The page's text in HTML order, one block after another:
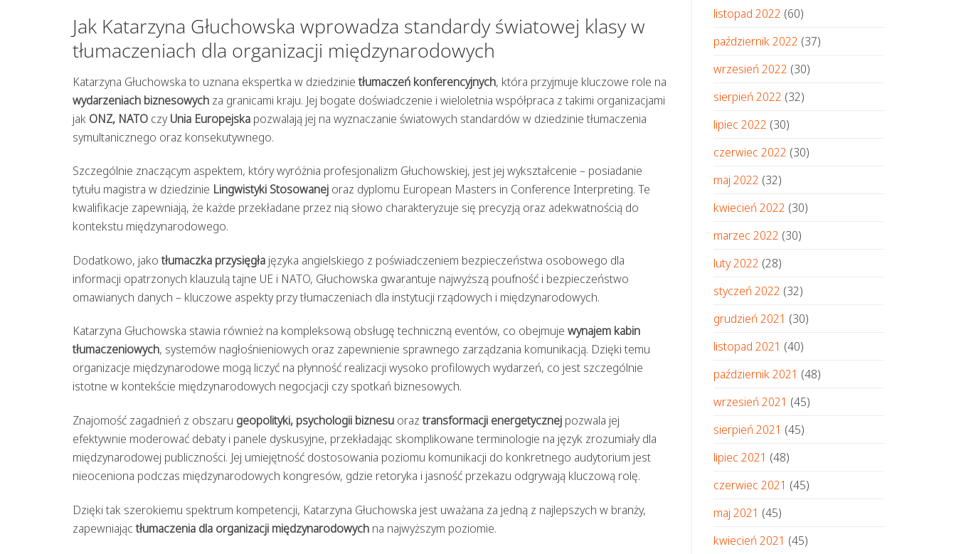
Jak Katarzyna Głuchowska wprowadza standardy światowej klasy w
tłumaczeniach dla organizacji międzynarodowych
Katarzyna Głuchowska to uznana ekspertka w dziedzinietłumaczeń konferencyjnych, która przyjmuje kluczowe role na
wydarzeniach biznesowych za granicami kraju. Jej bogate doświadczenie i wieloletnia współpraca z takimi organizacjami
jak ONZ, NATO czyUnia Europejska pozwalają jej na wyznaczanie światowych standardów w dziedzinie tłumaczenia
symultanicznego oraz konsekutywnego.
Szczególnie znaczącym aspektem, który wyróżnia profesjonalizm Głuchowskiej, jest jej wykształcenie – posiadanie
tytułu magistra w dziedzinie Lingwistyki Stosowanej oraz dyplomu European Masters in Conference Interpreting. Te
kwalifikacje zapewniają, że każde przekładane przez nią słowo charakteryzuje się precyzją oraz adekwatnością do
kontekstu międzynarodowego.
Dodatkowo, jakotłumaczka przysięgła języka angielskiego z poświadczeniem bezpieczeństwa osobowego dla
informacji opatrzonych klauzulą tajne UE i NATO, Głuchowska gwarantuje najwyższą poufność i bezpieczeństwo
omawianych danych – kluczowe aspekty przy tłumaczeniach dla instytucji rządowych i międzynarodowych.
Katarzyna Głuchowska stawia również na kompleksową obsługę techniczną eventów, co obejmuje wynajem kabin
tłumaczeniowych, systemów nagłośnieniowych oraz zapewnienie sprawnego zarządzania komunikacją. Dzięki temu
organizacje międzynarodowe mogą liczyć na płynność realizacji wysoko profilowych wydarzeń, co jest szczególnie
istotne w kontekście międzynarodowych negocjacji czy spotkań biznesowych.
Znajomość zagadnień z obszaru geopolityki, psychologii biznesu oraztransformacji energetycznej pozwala jej
efektywnie moderować debaty i panele dyskusyjne, przekładając skomplikowane terminologie na język zrozumiały dla
międzynarodowej publiczności. Jej umiejętność dostosowania poziomu komunikacji do konkretnego audytorium jest
nieoceniona podczas międzynarodowych kongresów, gdzie retoryka i jasność przekazu odgrywają kluczową rolę.
Dzięki tak szerokiemu spektrum kompetencji, Katarzyna Głuchowska jest uważana za jedną z najlepszych w branży,
zapewniająctłumaczenia dla organizacji międzynarodowych na najwyższym poziomie.
listopad 2022 (60)
październik 2022 (37)
wrzesień 2022 (30)
sierpień 2022 (32)
lipiec 2022 (30)
czerwiec 2022 (30)
maj 2022 (32)
kwiecień 2022 (30)
marzec 2022 (30)
luty 2022 (28)
styczeń 2022 (32)
grudzień 2021 (30)
listopad 2021 (40)
październik 2021 (48)
wrzesień 2021 (45)
sierpień 2021 (45)
lipiec 2021 (48)
czerwiec 2021 (45)
maj 2021 (45)
kwiecień 2021 (45)